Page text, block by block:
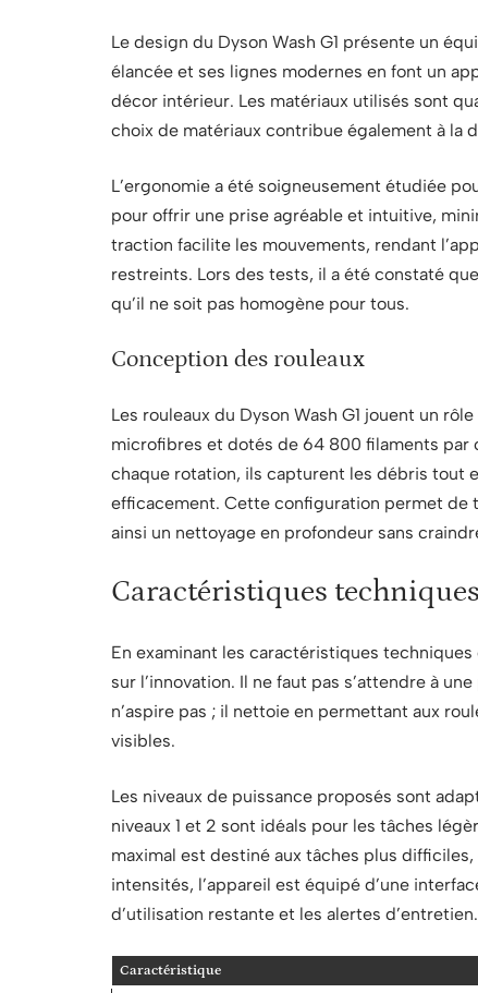
Le design du Dyson Wash G1 présente un
élancée et ses lignes modernes en font un
décor intérieur. Les matériaux utilisés sont
choix de matériaux contribue également à la
L’ergonomie a été soigneusement étudiée
pour offrir une prise agréable et intuitive,
traction facilite les mouvements, rendant
restreints. Lors des tests, il a été constaté
qu’il ne soit pas homogène pour tous.
Conception des rouleaux
Les rouleaux du Dyson Wash G1 jouent un
microfibres et dotés de 64 800 filaments par
chaque rotation, ils capturent les débris tout
efficacement. Cette configuration permet de
ainsi un nettoyage en profondeur sans
Caractéristiques techniques
En examinant les caractéristiques techniques
sur l’innovation. Il ne faut pas s’attendre à
n’aspire pas ; il nettoie en permettant aux
visibles.
Les niveaux de puissance proposés sont
niveaux 1 et 2 sont idéals pour les tâches
maximal est destiné aux tâches plus
intensités, l’appareil est équipé d’une
d’utilisation restante et les alertes d’entretien.
Caractéristique